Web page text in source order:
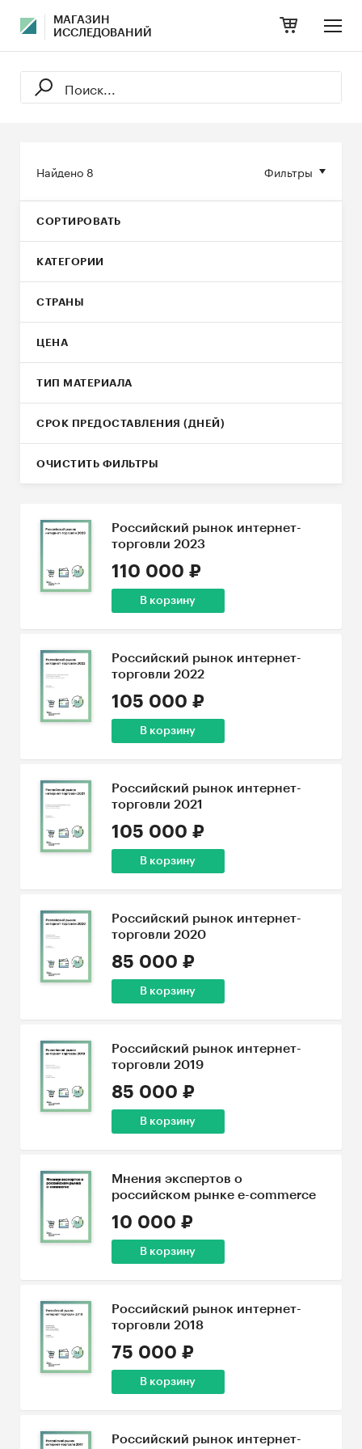
МАГАЗИН
ИССЛЕДОВАНИЙ
Фильтры
Найдено 8
СОРТИРОВАТЬ
КАТЕГОРИИ
СТРАНЫ
ЦЕНА
ТИП МАТЕРИАЛА
СРОК ПРЕДОСТАВЛЕНИЯ (ДНЕЙ)
ОЧИСТИТЬ ФИЛЬТРЫ
Российский рынок интернет-
торговли 2023
110 000 ₽
В корзину
Российский рынок интернет-
торговли 2022
105 000 ₽
В корзину
Российский рынок интернет-
торговли 2021
105 000 ₽
В корзину
Российский рынок интернет-
торговли 2020
85 000 ₽
В корзину
Российский рынок интернет-
торговли 2019
85 000 ₽
В корзину
Мнения экспертов о
российском рынке e-commerce
10 000 ₽
В корзину
Российский рынок интернет-
торговли 2018
75 000 ₽
В корзину
Российский рынок интернет-